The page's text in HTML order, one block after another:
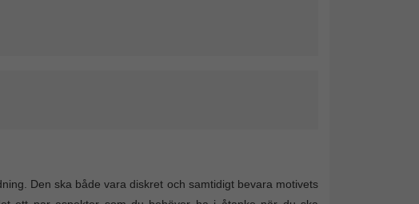
Den ska både vara diskret och samtidigt bevara motivets